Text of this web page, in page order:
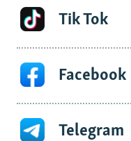
Tik Tok
Facebook
Telegram